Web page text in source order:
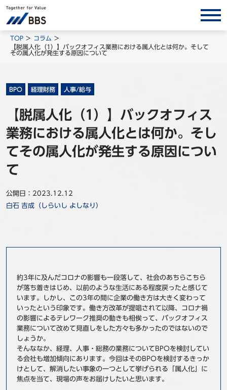
BBSグループネットワーク サステナビリティ 企業情報
株主・投資家情報 採用情報
サービス/ソリューション
経営会計コンサルティング
インサイト
コラム
ホワイトペーパー
ニュース
お問い合わせ
TOP
コラム
【脱属人化（1）】バックオフィス業務における属人化とは何か。そして
その属人化が発生する原因について
BPO 経理財務 人事/給与
【脱属人化（1）】バックオフィス
業務における属人化とは何か。そし
てその属人化が発生する原因につい
て
公開日：2023.12.12
白石 吉成（しらいし よしなり）
約3年に及んだコロナの影響も一段落して、社会のあちらこちら
が落ち着きはじめ、以前のような生活にある程度戻ったと感じて
います。しかし、この3年の間に企業の働き方は大きく変わって
いったという印象です。働き方改革が提唱されて以降、コロナ禍
の影響によるテレワーク推奨の動きも相俟って、バックオフィス
業務について改めて見直しをした方々も多かったのではないので
しょうか。
そんななか、経理、人事・総務の業務についてBPOを検討してい
る会社も増加傾向にあります。今回はそのBPOを検討するきっか
けとして、解消したい事象の一つとして挙げられる「属人化」に
焦点を当て、現場の声をお届けしたいと思います。